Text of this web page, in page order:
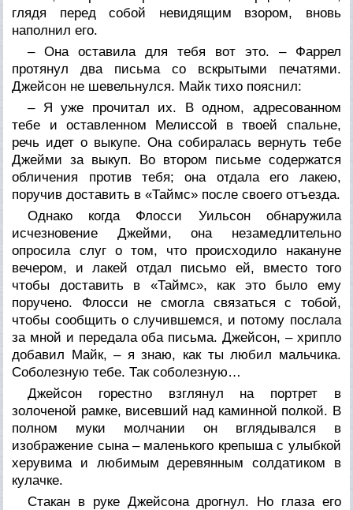
глядя перед собой невидящим взором, вновь
наполнил его.
– Она оставила для тебя вот это. – Фаррел
протянул два письма со вскрытыми печатями.
Джейсон не шевельнулся. Майк тихо пояснил:
– Я уже прочитал их. В одном, адресованном
тебе и оставленном Мелиссой в твоей спальне,
речь идет о выкупе. Она собиралась вернуть тебе
Джейми за выкуп. Во втором письме содержатся
обличения против тебя; она отдала его лакею,
поручив доставить в «Таймс» после своего отъезда.
Однако когда Флосси Уильсон обнаружила
исчезновение Джейми, она незамедлительно
опросила слуг о том, что происходило накануне
вечером, и лакей отдал письмо ей, вместо того
чтобы доставить в «Таймс», как это было ему
поручено. Флосси не смогла связаться с тобой,
чтобы сообщить о случившемся, и потому послала
за мной и передала оба письма. Джейсон, – хрипло
добавил Майк, – я знаю, как ты любил мальчика.
Соболезную тебе. Так соболезную…
Джейсон горестно взглянул на портрет в
золоченой рамке, висевший над каминной полкой. В
полном муки молчании он вглядывался в
изображение сына – маленького крепыша с улыбкой
херувима и любимым деревянным солдатиком в
кулачке.
Стакан в руке Джейсона дрогнул. Но глаза его